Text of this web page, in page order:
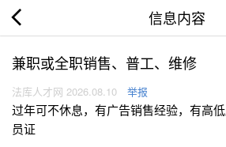
信息内容
兼职或全职销售、普工、维修
法库人才网 2026.08.10 举报
过年可不休息，有广告销售经验，有高
员证